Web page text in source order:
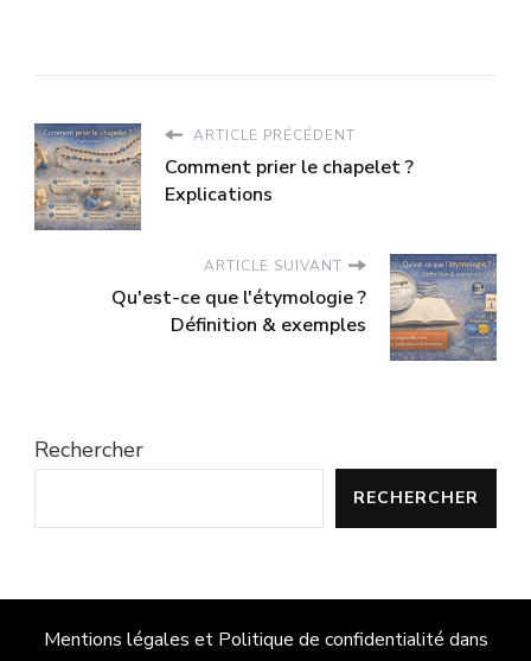
ARTICLE PRÉCÉDENT
Comment prier le chapelet ?
Explications
ARTICLE SUIVANT
Qu'est-ce que l'étymologie ?
Définition & exemples
Rechercher
RECHERCHER
Mentions légales et Politique de confidentialité dans